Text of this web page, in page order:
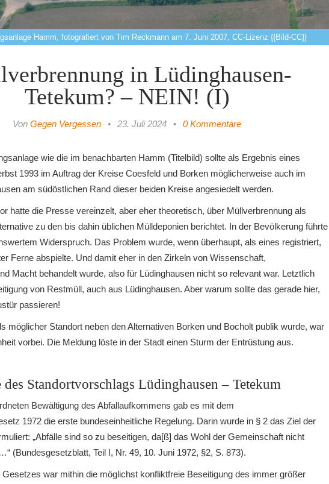
Hamm, fotografiert von Tim Reckmann am 7. Juni 2007, CC-Lizenz {{Bild-CC}}
in Lüdinghausen-
Tetekum? – NEIN! (I)
Von Gegen Vergessen • 23. Juli 2024 • 0 Kommentare
wie die im benachbarten Hamm (Titelbild) sollte als Ergebnis eines
1993 im Auftrag der Kreise Coesfeld und Borken möglicherweise auch im
am südöstlichen Rand dieser beiden Kreise angesiedelt werden.
hatte die Presse vereinzelt, aber eher theoretisch, über Müllverbrennung als
zu den bis dahin üblichen Mülldeponien berichtet. In der Bevölkerung führte
Widerspruch. Das Problem wurde, wenn überhaupt, als eines registriert,
Ferne abspielte. Und damit eher in den Zirkeln von Wissenschaft,
Macht behandelt wurde, also für Lüdinghausen nicht so relevant war. Letztlich
von Restmüll, auch aus Lüdinghausen. Aber warum sollte das gerade hier,
passieren!
möglicher Standort neben den Alternativen Borken und Bocholt publik wurde, war
vorbei. Die Meldung löste in der Stadt einen Sturm der Entrüstung aus.
des Standortvorschlags Lüdinghausen – Tetekum
Bewältigung des Abfallaufkommens gab es mit dem
1972 die erste bundeseinheitliche Regelung. Darin wurde in § 2 das Ziel der
„Abfälle sind so zu beseitigen, da[ß] das Wohl der Gemeinschaft nicht
(Bundesgesetzblatt, Teil I, Nr. 49, 10. Juni 1972, §2, S. 873).
war mithin die möglichst konfliktfreie Beseitigung des immer größer